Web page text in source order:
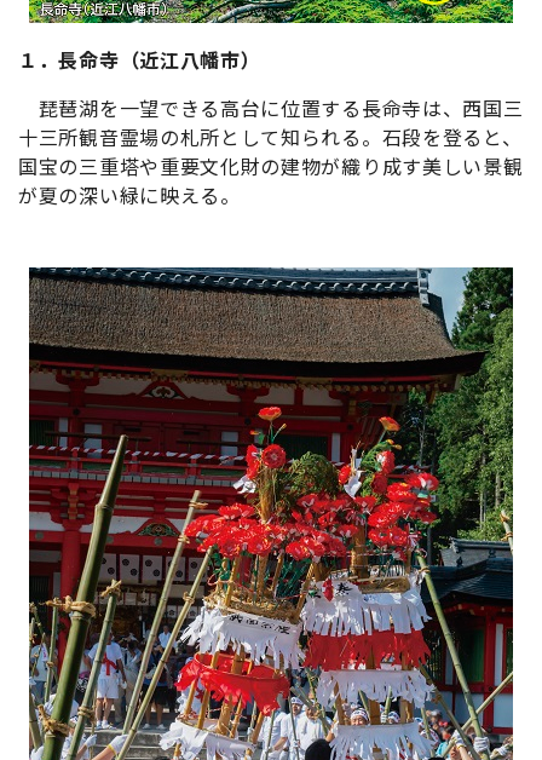
１．長命寺（近江八幡市）
琵琶湖を一望できる高台に位置する長命寺は、西国三
十三所観音霊場の札所として知られる。石段を登ると、
国宝の三重塔や重要文化財の建物が織り成す美しい景観
が夏の深い緑に映える。